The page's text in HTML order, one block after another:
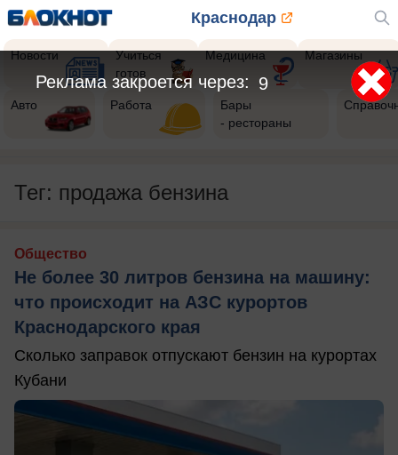
Краснодар
Новости
Учиться
готов
Медицина Магазины
Авто Работа
Бары
- рестораны
Тег: продажа бензина
Общество
Не более 30 литров бензина на машину:
что происходит на АЗС курортов
Краснодарского края
Сколько заправок отпускают бензин на курортах
Кубани
8
Реклама закроется через: